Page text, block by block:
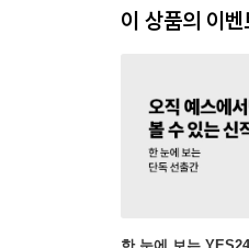
이 상품의 이벤